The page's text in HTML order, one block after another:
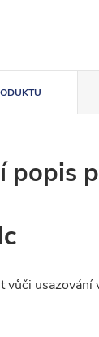
popis
vůči usazování